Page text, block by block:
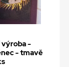
výroba -
- tmavě